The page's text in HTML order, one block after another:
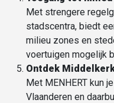
Met strengere
stadscentra, biedt
milieu zones en
voertuigen mogelijk
Ontdek
Met MENHERT kun
Vlaanderen en